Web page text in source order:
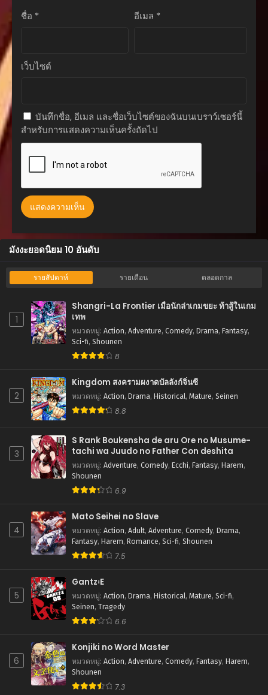
ตอนที่ 69
สิงหาคม 27, 2025
ตอนที่ 66
สิงหาคม 27, 2025
ตอนที่ 65
ตอนที่ 64
ตอนที่ 63
สิงหาคม 27, 2025
ตอนที่ 62
ตอนที่ 61
สิงหาคม 27, 2025
สิงหาคม 27, 2025
ตอนที่ 59
สิงหาคม 27, 2025
ตอนที่ 58
สิงหาคม 27, 2025
ตอนที่ 57
สิงหาคม 27, 2025
ตอนที่ 55
สิงหาคม 27, 2025
สิงหาคม 27, 2025
ตอนที่ 53
สิงหาคม 27, 2025
ตอนที่ 52
สิงหาคม 27, 2025
ตอนที่ 51
สิงหาคม 27, 2025
ชื่อ * อีเมล *
เว็บไซต์
บันทึกชื่อ, อีเมล และชื่อเว็บไซต์ของฉันบนเบราว์เซอร์นี้
สำหรับการแสดงความเห็นครั้งถัดไป
มังงะยอดนิยม 10 อันดับ
รายสัปดาห์ รายเดือน ตลอดกาล
1
Shangri-La Frontier เมื่อนักล่าเกมขยะ ท้าสู้ในเกม
เทพ
หมวดหมู่: Action, Adventure, Comedy, Drama, Fantasy,
Sci-fi, Shounen
8
2
Kingdom สงครามผงาดบัลลังก์จิ๋นซี
หมวดหมู่: Action, Drama, Historical, Mature, Seinen
8.8
3
S Rank Boukensha de aru Ore no Musume-
tachi wa Juudo no Father Con deshita
หมวดหมู่: Adventure, Comedy, Ecchi, Fantasy, Harem,
Shounen
6.9
4
Mato Seihei no Slave
หมวดหมู่: Action, Adult, Adventure, Comedy, Drama,
Fantasy, Harem, Romance, Sci-fi, Shounen
7.5
5
Gantz꞉E
หมวดหมู่: Action, Drama, Historical, Mature, Sci-fi,
Seinen, Tragedy
6.6
6
Konjiki no Word Master
หมวดหมู่: Action, Adventure, Comedy, Fantasy, Harem,
Shounen
7.3